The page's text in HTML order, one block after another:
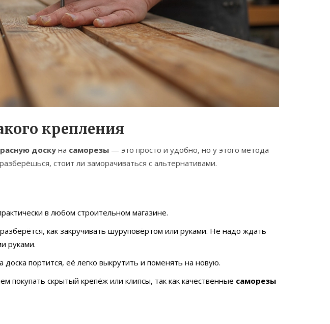
крепления
доску на саморезы — это просто и удобно, но у этого метода
стоит ли заморачиваться с альтернативами.
в любом строительном магазине.
как закручивать шуруповёртом или руками. Не надо ждать
руками.
доска портится, её легко выкрутить и поменять на новую.
покупать скрытый крепёж или клипсы, так как качественные саморезы